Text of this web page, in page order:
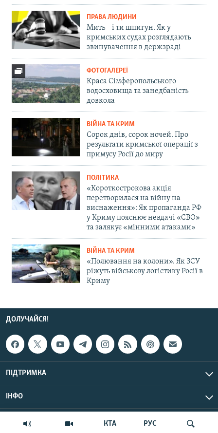
КТА РУС
ПРАВА ЛЮДИНИ
Мить – і ти шпигун. Як у
кримських судах розглядають
звинувачення в держзраді
ФОТОГАЛЕРЕЇ
Краса Сімферопольського
водосховища та занедбаність
довкола
ВІЙНА ТА КРИМ
Сорок днів, сорок ночей. Про
результати кримської операції з
примусу Росії до миру
ПОЛІТИКА
«Короткострокова акція
перетворилася на війну на
виснаження»: Як пропаганда РФ
у Криму пояснює невдачі «СВО»
та залякує «мінними атаками»
ВІЙНА ТА КРИМ
«Полювання на колони». Як ЗСУ
ріжуть військову логістику Росії в
Криму
ДОЛУЧАЙСЯ!
ПІДТРИМКА
ІНФО
© Крим.Реалії, 2026 | Усі права застережено.